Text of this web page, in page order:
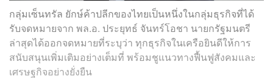
กลุ่มเซ็นทรัล ยักษ์ค้าปลีกของไทยเป็นหนึ่งในกลุ่มธุรกิจที่ได้
รับจดหมายจาก พล.อ. ประยุทธ์ จันทร์โอชา นายกรัฐมนตรี
ล่าสุดได้ออกจดหมายที่ระบุว่า ทุกธุรกิจในเครือยินดีให้การ
สนับสนุนเพิ่มเติมอย่างเต็มที่ พร้อมชูแนวทางฟื้นฟูสังคมและ
เศรษฐกิจอย่างยั่งยืน